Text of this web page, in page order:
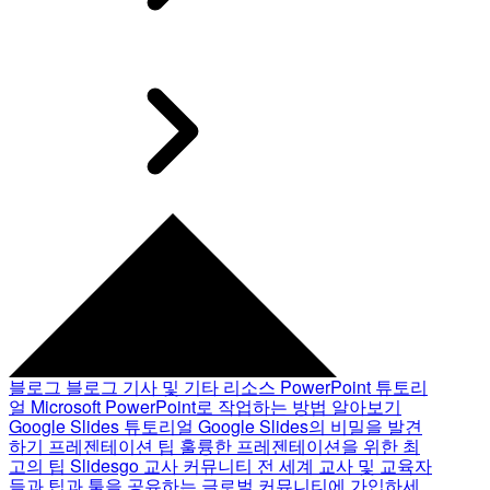
블로그 블로그 기사 및 기타 리소스 PowerPoint 튜토리
얼 Microsoft PowerPoint로 작업하는 방법 알아보기
Google Slides 튜토리얼 Google Slides의 비밀을 발견
하기 프레젠테이션 팁 훌륭한 프레젠테이션을 위한 최
고의 팁 Slidesgo 교사 커뮤니티 전 세계 교사 및 교육자